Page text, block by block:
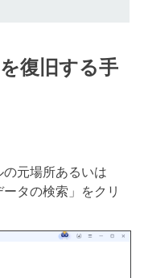
復旧する手
の元場所あるいは
タの検索」をクリ